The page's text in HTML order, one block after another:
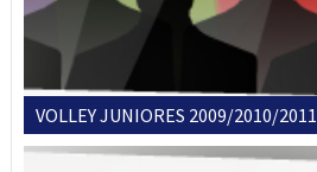
VOLLEY JUNIORES 2009/2010/2011